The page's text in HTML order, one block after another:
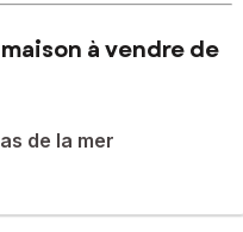
à vendre de
de la mer
une maison de famille